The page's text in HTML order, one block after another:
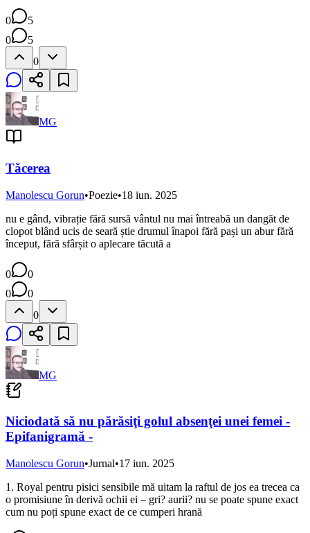
0
5
0
5
0
MG
Tăcerea
Manolescu Gorun•Poezie•18 iun. 2025
nu e gând, vibrație fără sursă vântul nu mai întreabă un dangăt de
clopot blând ucis de seară știe drumul înapoi fără pași un abur fără
început, fără sfârșit o aplecare tăcută a
0
0
0
0
0
MG
Niciodată să nu părăsiţi golul absenţei unei femei -
Epifanigramă -
Manolescu Gorun•Jurnal•17 iun. 2025
1. Royal pentru pisici sensibile mă uitam la raftul de jos ea trecea ca
o promisiune în derivă ochii ei – gri? aurii? nu se poate spune exact
cum nu poți spune exact de ce cumperi hrană